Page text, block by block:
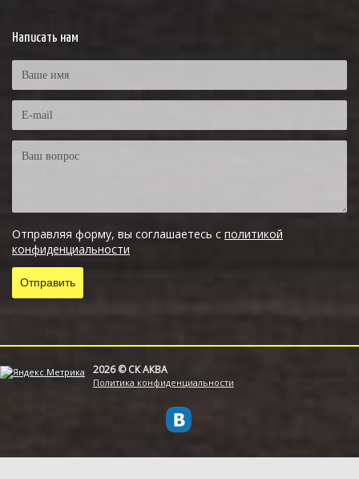
Написать нам
Отправляя форму, вы соглашаетесь с политикой
конфиденциальности
2026 © СК АКВА
Политика конфиденциальности